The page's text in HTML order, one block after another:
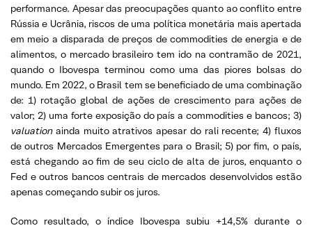
performance. Apesar das preocupações quanto ao conflito entre
Rússia e Ucrânia, riscos de uma política monetária mais apertada
em meio a disparada de preços de commodities de energia e de
alimentos, o mercado brasileiro tem ido na contramão de 2021,
quando o Ibovespa terminou como uma das piores bolsas do
mundo. Em 2022, o Brasil tem se beneficiado de uma combinação
de: 1) rotação global de ações de crescimento para ações de
valor; 2) uma forte exposição do país a commodities e bancos; 3)
valuationainda muito atrativos apesar do rali recente; 4) fluxos
de outros Mercados Emergentes para o Brasil; 5) por fim, o país,
está chegando ao fim de seu ciclo de alta de juros, enquanto o
Fed e outros bancos centrais de mercados desenvolvidos estão
apenas começando subir os juros.
Como resultado, o índice Ibovespa subiu +14,5% durante o